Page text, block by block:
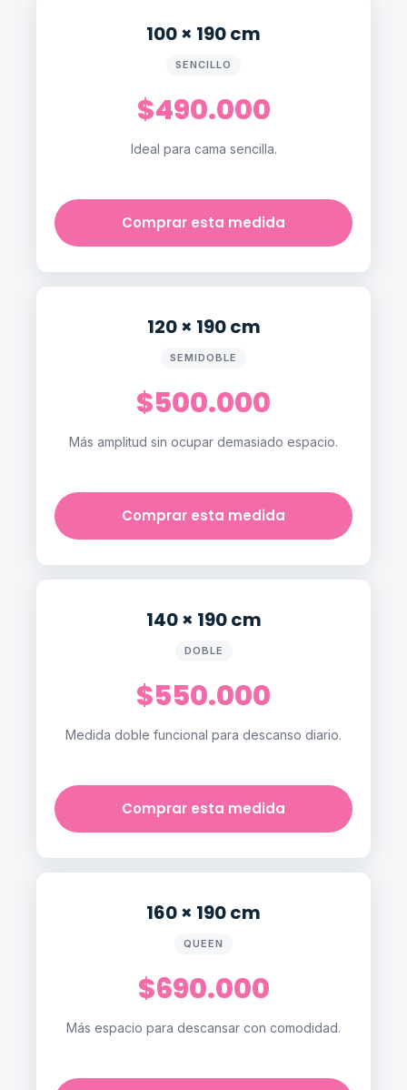
100 × 190 cm
SENCILLO
$490.000
Ideal para cama sencilla.
Comprar esta medida
120 × 190 cm
SEMIDOBLE
$500.000
Más amplitud sin ocupar demasiado espacio.
Comprar esta medida
140 × 190 cm
DOBLE
$550.000
Medida doble funcional para descanso diario.
Comprar esta medida
160 × 190 cm
QUEEN
$690.000
Más espacio para descansar con comodidad.